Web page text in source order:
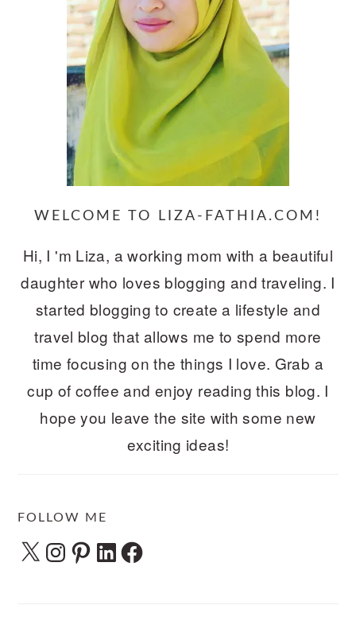
WELCOME TO LIZA-FATHIA.COM!
Hi, I 'm Liza, a working mom with a beautiful
daughter who loves blogging and traveling. I
started blogging to create a lifestyle and
travel blog that allows me to spend more
time focusing on the things I love. Grab a
cup of coffee and enjoy reading this blog. I
hope you leave the site with some new
exciting ideas!
FOLLOW ME
X Instagram
Pinterest
LinkedInFacebook